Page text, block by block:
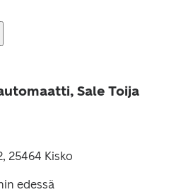
Sale Toija
25464 Kisko
edessä